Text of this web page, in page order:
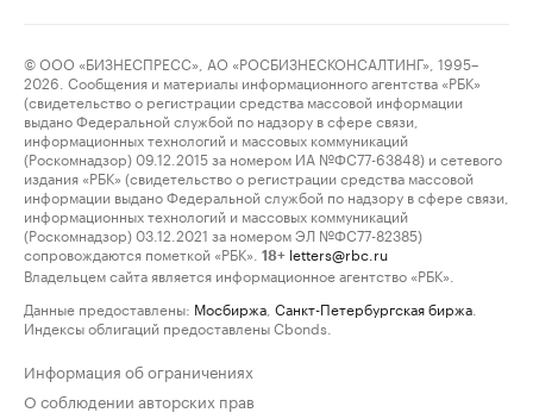
© ООО «БИЗНЕСПРЕСС», АО «РОСБИЗНЕСКОНСАЛТИНГ», 1995–
2026. Сообщения и материалы информационного агентства «РБК»
(свидетельство о регистрации средства массовой информации
выдано Федеральной службой по надзору в сфере связи,
информационных технологий и массовых коммуникаций
(Роскомнадзор) 09.12.2015 за номером ИА №ФС77-63848) и сетевого
издания «РБК» (свидетельство о регистрации средства массовой
информации выдано Федеральной службой по надзору в сфере связи,
информационных технологий и массовых коммуникаций
(Роскомнадзор) 03.12.2021 за номером ЭЛ №ФС77-82385)
сопровождаются пометкой «РБК».
18+ letters@rbc.ru
Владельцем сайта является информационное агентство «РБК».
Данные предоставлены: Мосбиржа Санкт-Петербургская биржа
Индексы облигаций предоставлены Cbonds.
Информация об ограничениях
О соблюдении авторских прав